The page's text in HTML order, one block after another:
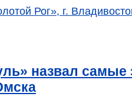
Рог», г.
назвал самые